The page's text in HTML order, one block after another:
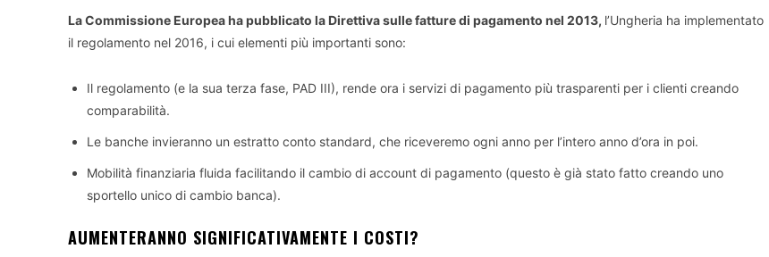
La Commissione Europea ha pubblicato la Direttiva sulle fatture di pagamento nel 2013, l’Ungheria ha implementato
il regolamento nel 2016, i cui elementi più importanti sono:
Il regolamento (e la sua terza fase, PAD III), rende ora i servizi di pagamento più trasparenti per i clienti creando
comparabilità.
Le banche invieranno un estratto conto standard, che riceveremo ogni anno per l’intero anno d’ora in poi.
Mobilità finanziaria fluida facilitando il cambio di account di pagamento (questo è già stato fatto creando uno
sportello unico di cambio banca).
AUMENTERANNO SIGNIFICATIVAMENTE I COSTI?